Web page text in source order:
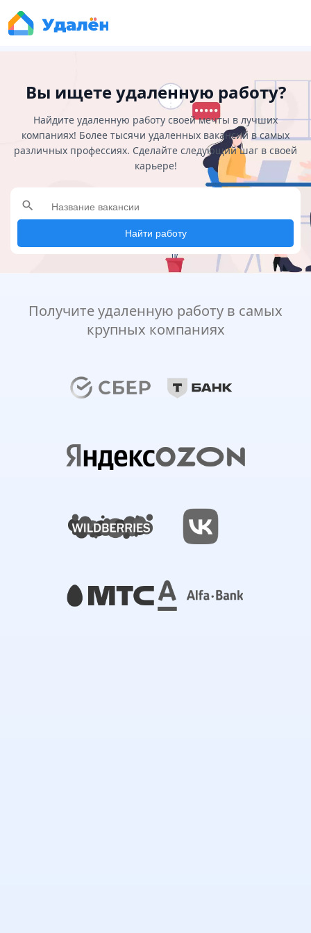
Вы ищете удаленную работу?
Найдите удаленную работу своей мечты в лучших
компаниях! Более тысячи удаленных вакансий в самых
различных профессиях. Сделайте следующий шаг в своей
карьере!
search
Найти работу
Получите удаленную работу в самых
крупных компаниях